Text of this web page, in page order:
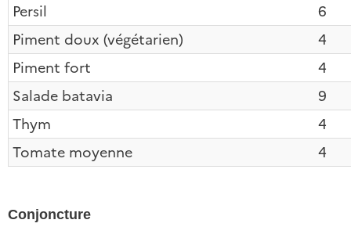
Persil
6
Piment doux (végétarien)
4
Piment fort
4
Salade batavia
9
Thym
4
Tomate moyenne
4
Conjoncture